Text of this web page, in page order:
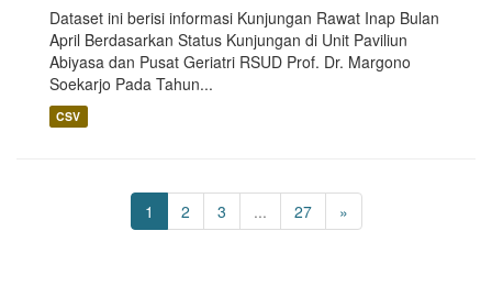
Dataset ini berisi informasi Kunjungan Rawat Inap Bulan
April Berdasarkan Status Kunjungan di Unit Paviliun
Abiyasa dan Pusat Geriatri RSUD Prof. Dr. Margono
Soekarjo Pada Tahun...
CSV
1 2 3 ... 27 »